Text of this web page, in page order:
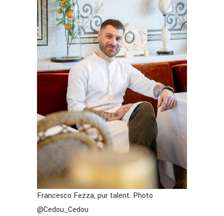
Francesco Fezza, pur talent. Photo
@Cedou_Cedou